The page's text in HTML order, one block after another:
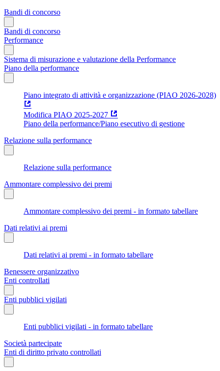
Bandi di concorso
Bandi di concorso
Performance
Sistema di misurazione e valutazione della Performance
Piano della performance
Piano integrato di attività e organizzazione (PIAO 2026-2028)
Modifica PIAO 2025-2027
Piano della performance/Piano esecutivo di gestione
Relazione sulla performance
Relazione sulla performance
Ammontare complessivo dei premi
Ammontare complessivo dei premi - in formato tabellare
Dati relativi ai premi
Dati relativi ai premi - in formato tabellare
Benessere organizzativo
Enti controllati
Enti pubblici vigilati
Enti pubblici vigilati - in formato tabellare
Società partecipate
Enti di diritto privato controllati